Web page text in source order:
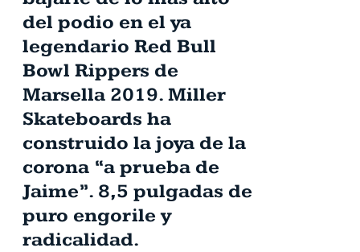
del podio en el ya
legendario Red Bull
Bowl Rippers de
Marsella 2019. Miller
Skateboards ha
construido la joya de la
corona “a prueba de
Jaime”. 8,5 pulgadas de
puro engorile y
radicalidad.